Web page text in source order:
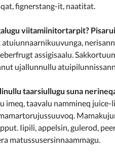
fignerstang-it, naatitat.
viitamiinitortarpit?
assigisaalu.
ujallunnullu
taarsiullugu suna
imeq, taavalu nammineq
Iipili, appelsin, gulerod,
matussusersinnaammagu.